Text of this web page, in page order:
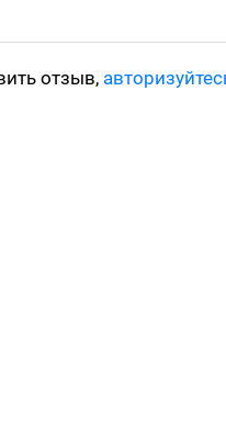
отзыв,